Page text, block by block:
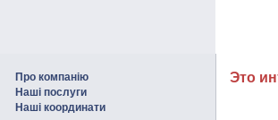
Про компанію
Наші послуги
Наші координати
Это